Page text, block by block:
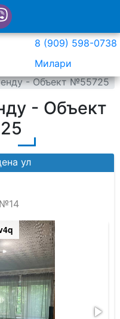
8 (909) 598-0738
Милари
- Объект №55725
- Объект
ул
№14